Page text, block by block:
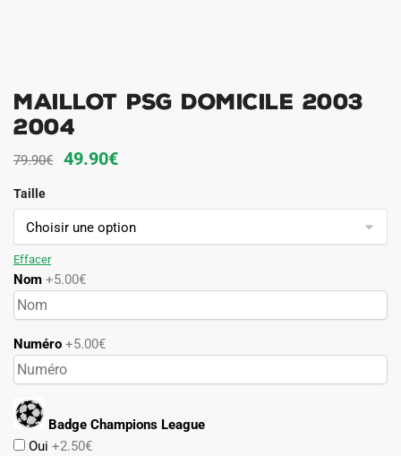
Maillot PSG Domicile 2003
2004
79.90€
Le
initial
était :
49.90€Le
actuel
est :
Taille
Effacer
Nom +5.00€
Numéro +5.00€
Badge Champions League
Oui +2.50€